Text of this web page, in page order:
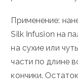
Применение:
Silk Infusion на
на сухие или
части по длине
кончики.